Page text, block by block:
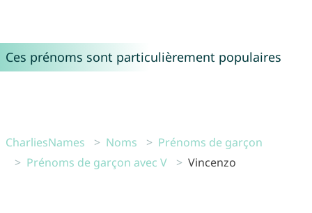
Ces prénoms sont particulièrement populaires
CharliesNames Noms
Prénoms de garçon
Prénoms de garçon avec V
Vincenzo